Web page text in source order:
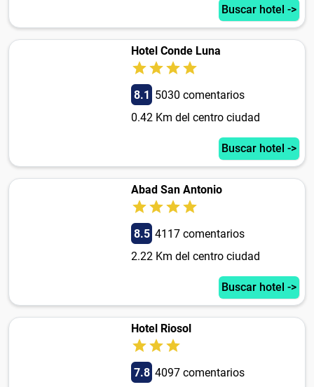
Buscar hotel ->
Hotel Conde Luna
8.1 5030 comentarios
0.42 Km del centro ciudad
Buscar hotel ->
Abad San Antonio
8.5 4117 comentarios
2.22 Km del centro ciudad
Buscar hotel ->
Hotel Riosol
7.8 4097 comentarios